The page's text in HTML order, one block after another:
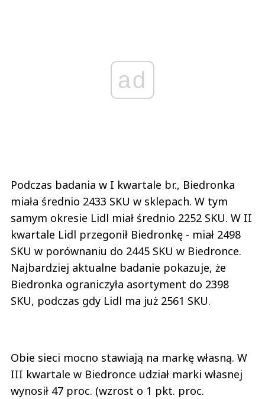
ad
Podczas badania w I kwartale br., Biedronka
miała średnio 2433 SKU w sklepach. W tym
samym okresie Lidl miał średnio 2252 SKU. W II
kwartale Lidl przegonił Biedronkę - miał 2498
SKU w porównaniu do 2445 SKU w Biedronce.
Najbardziej aktualne badanie pokazuje, że
Biedronka ograniczyła asortyment do 2398
SKU, podczas gdy Lidl ma już 2561 SKU.
Obie sieci mocno stawiają na markę własną. W
III kwartale w Biedronce udział marki własnej
wynosił 47 proc. (wzrost o 1 pkt. proc.